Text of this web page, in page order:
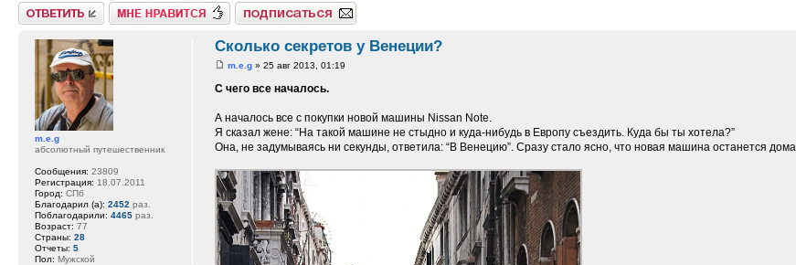
Ответить Нравится Подписаться на тему
Сколько секретов у Венеции?
m.e.g » 25 авг 2013, 01:19
С чего все началось.
А началось все с покупки новой машины Nissan Note.
Я сказал жене: “На такой машине не стыдно и куда-нибудь в Европу съездить. Куда бы ты хотела?”
Она, не задумываясь ни секунды, ответила: “В Венецию”. Сразу стало ясно, что новая машина останется дома.
m.e.g
абсолютный путешественник
Сообщения: 23809
Регистрация: 18.07.2011
Город: СПб
Благодарил (а): 2452 раз.
Поблагодарили: 4465 раз.
Возраст: 77
Страны: 28
Отчеты: 5
Пол: Мужской